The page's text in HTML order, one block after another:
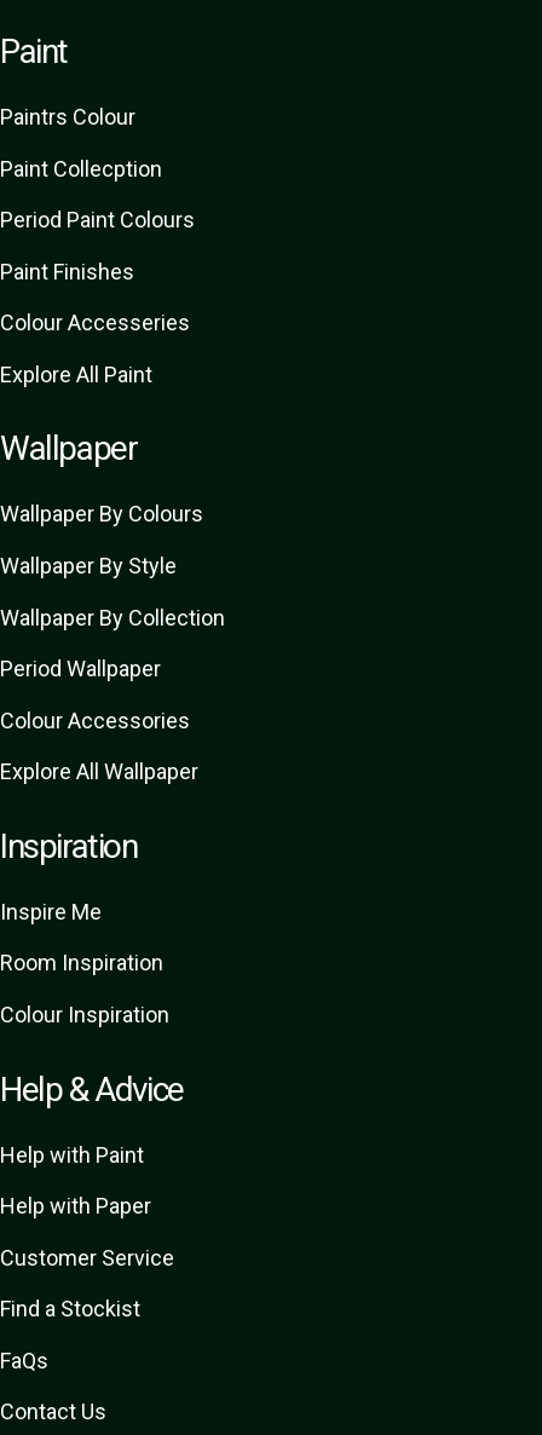
Paint
Paintrs Colour
Paint Collecption
Period Paint Colours
Paint Finishes
Colour Accesseries
Explore All Paint
Wallpaper
Wallpaper By Colours
Wallpaper By Style
Wallpaper By Collection
Period Wallpaper
Colour Accessories
Explore All Wallpaper
Inspiration
Inspire Me
Room Inspiration
Colour Inspiration
Help & Advice
Help with Paint
Help with Paper
Customer Service
Find a Stockist
FaQs
Contact Us